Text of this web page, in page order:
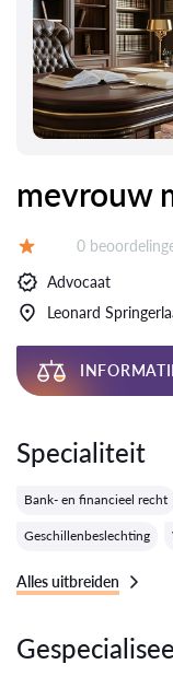
mevrouw
Getuigenissen:
0
Advocaat
Leonard
Specialiteit
Bank- en financieel recht
Geschillenbeslechting
Alles uitbreiden